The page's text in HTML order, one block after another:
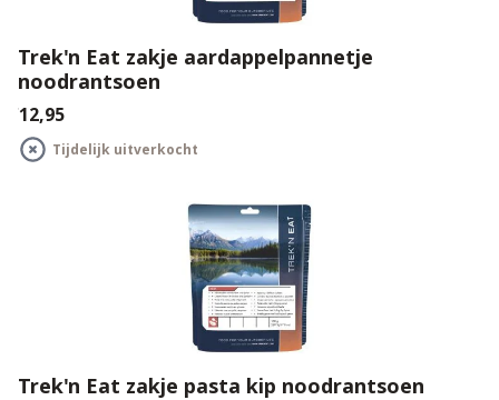
Trek'n Eat zakje aardappelpannetje
noodrantsoen
€12,95
Tijdelijk uitverkocht
Trek'n Eat zakje pasta kip noodrantsoen